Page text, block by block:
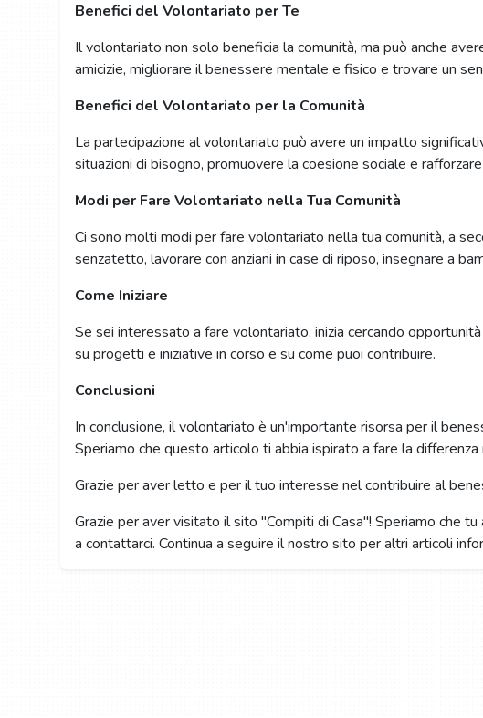
Benefici del Volontariato per Te
Il volontariato non solo beneficia la comunità, ma può anche
amicizie, migliorare il benessere mentale e fisico e trovare un
Benefici del Volontariato per la Comunità
La partecipazione al volontariato può avere un impatto
situazioni di bisogno, promuovere la coesione sociale e
Modi per Fare Volontariato nella Tua Comunità
Ci sono molti modi per fare volontariato nella tua comunità, a
senzatetto, lavorare con anziani in case di riposo, insegnare a
Come Iniziare
Se sei interessato a fare volontariato, inizia cercando
su progetti e iniziative in corso e su come puoi contribuire.
Conclusioni
In conclusione, il volontariato è un'importante risorsa per il
Speriamo che questo articolo ti abbia ispirato a fare la
Grazie per aver letto e per il tuo interesse nel contribuire al
Grazie per aver visitato il sito "Compiti di Casa"! Speriamo che
a contattarci. Continua a seguire il nostro sito per altri articoli